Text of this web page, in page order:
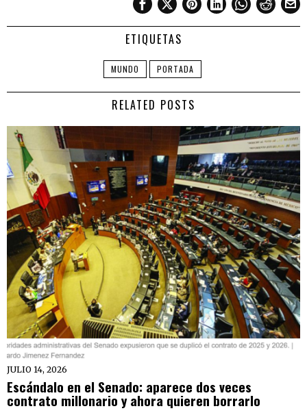
ETIQUETAS
MUNDO PORTADA
RELATED POSTS
JULIO 14, 2026
Escándalo en el Senado: aparece dos veces
contrato millonario y ahora quieren borrarlo